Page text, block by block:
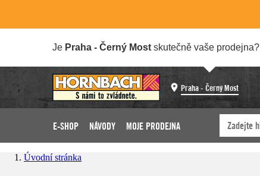
Je Praha - Černý Most skutečně vaše prodejna?
Praha - Černý Most
E-SHOP NÁVODY MOJE PRODEJNA
Úvodní stránka